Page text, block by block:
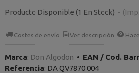
Producto Disponible (1 En Stock) -
Costes de envío Ver descripción
Marca: Don Algodon • EAN / Cod.
Referencia: DA QV7870 004